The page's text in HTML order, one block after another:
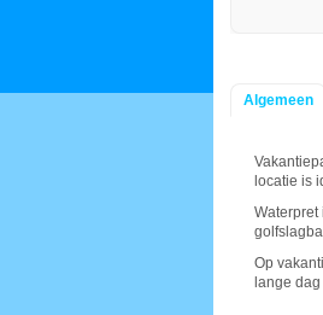
Algemeen
locatie is
Waterpret
Op
lange